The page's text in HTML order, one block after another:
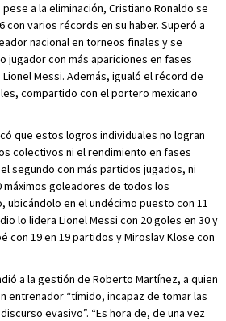
a la eliminación, Cristiano Ronaldo se
con varios récords en su haber. Superó a
nacional en torneos finales y se
jugador con más apariciones en fases
Messi. Además, igualó el récord de
compartido con el portero mexicano
que estos logros individuales no logran
colectivos ni el rendimiento en fases
segundo con más partidos jugados, ni
goleadores de todos los
ubicándolo en el undécimo puesto con 11
lo lidera Lionel Messi con 20 goles en 30 y
con 19 en 19 partidos y Miroslav Klose con
a la gestión de Roberto Martínez, a quien
entrenador “tímido, incapaz de tomar las
evasivo”. “Es hora de, de una vez